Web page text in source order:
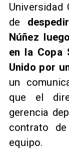
de
Núñez
en la Copa
Unido por
un
que el
gerencia
contrato
equipo.